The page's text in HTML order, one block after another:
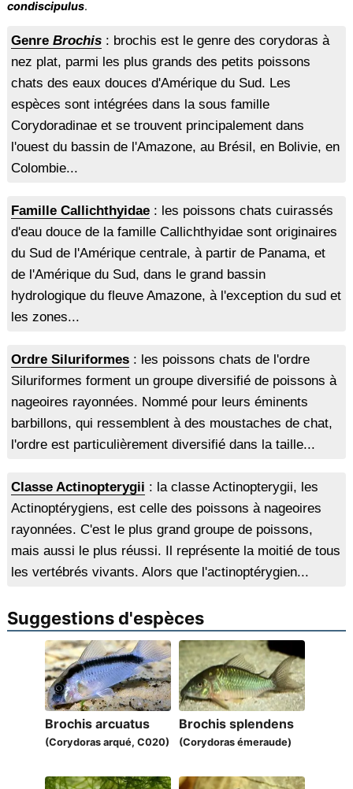
condiscipulus.
Genre Brochis: brochis est le genre des corydoras à
nez plat, parmi les plus grands des petits poissons
chats des eaux douces d'Amérique du Sud. Les
espèces sont intégrées dans la sous famille
Corydoradinae et se trouvent principalement dans
l'ouest du bassin de l'Amazone, au Brésil, en Bolivie, en
Colombie...
Famille Callichthyidae: les poissons chats cuirassés
d'eau douce de la famille Callichthyidae sont originaires
du Sud de l'Amérique centrale, à partir de Panama, et
de l'Amérique du Sud, dans le grand bassin
hydrologique du fleuve Amazone, à l'exception du sud et
les zones...
Ordre Siluriformes: les poissons chats de l'ordre
Siluriformes forment un groupe diversifié de poissons à
nageoires rayonnées. Nommé pour leurs éminents
barbillons, qui ressemblent à des moustaches de chat,
l'ordre est particulièrement diversifié dans la taille...
Classe Actinopterygii : la classe Actinopterygii, les
Actinoptérygiens, est celle des poissons à nageoires
rayonnées. C'est le plus grand groupe de poissons,
mais aussi le plus réussi. Il représente la moitié de tous
les vertébrés vivants. Alors que l'actinoptérygien...
Suggestions d'espèces
Brochis arcuatus
(Corydoras arqué, C020)
Brochis splendens
(Corydoras émeraude)